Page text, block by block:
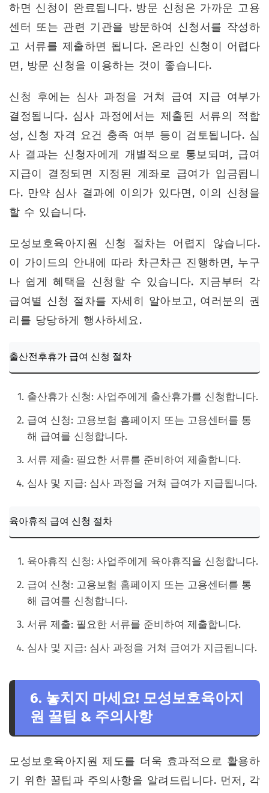
하면 신청이 완료됩니다. 방문 신청은 가까운 고용
센터 또는 관련 기관을 방문하여 신청서를 작성하
고 서류를 제출하면 됩니다. 온라인 신청이 어렵다
면, 방문 신청을 이용하는 것이 좋습니다.
신청 후에는 심사 과정을 거쳐 급여 지급 여부가
결정됩니다. 심사 과정에서는 제출된 서류의 적합
성, 신청 자격 요건 충족 여부 등이 검토됩니다. 심
사 결과는 신청자에게 개별적으로 통보되며, 급여
지급이 결정되면 지정된 계좌로 급여가 입금됩니
다. 만약 심사 결과에 이의가 있다면, 이의 신청을
할 수 있습니다.
모성보호육아지원 신청 절차는 어렵지 않습니다.
이 가이드의 안내에 따라 차근차근 진행하면, 누구
나 쉽게 혜택을 신청할 수 있습니다. 지금부터 각
급여별 신청 절차를 자세히 알아보고, 여러분의 권
리를 당당하게 행사하세요.
출산전후휴가 급여 신청 절차
출산휴가 신청: 사업주에게 출산휴가를 신청합니다.
급여 신청: 고용보험 홈페이지 또는 고용센터를 통
해 급여를 신청합니다.
서류 제출: 필요한 서류를 준비하여 제출합니다.
심사 및 지급: 심사 과정을 거쳐 급여가 지급됩니다.
육아휴직 급여 신청 절차
육아휴직 신청: 사업주에게 육아휴직을 신청합니다.
급여 신청: 고용보험 홈페이지 또는 고용센터를 통
해 급여를 신청합니다.
서류 제출: 필요한 서류를 준비하여 제출합니다.
심사 및 지급: 심사 과정을 거쳐 급여가 지급됩니다.
6. 놓치지 마세요! 모성보호육아지
원 꿀팁 & 주의사항
모성보호육아지원 제도를 더욱 효과적으로 활용하
기 위한 꿀팁과 주의사항을 알려드립니다. 먼저, 각